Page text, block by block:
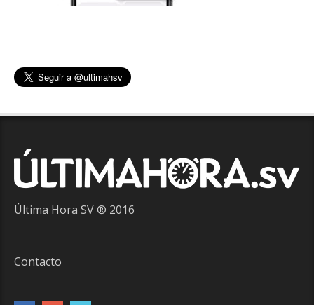
Última Hora SV ® 2016
Contacto